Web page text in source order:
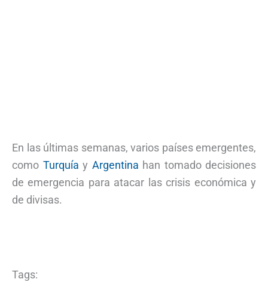
En las últimas semanas, varios países emergentes,
como Turquía y Argentina han tomado decisiones
de emergencia para atacar las crisis económica y
de divisas.
Tags: